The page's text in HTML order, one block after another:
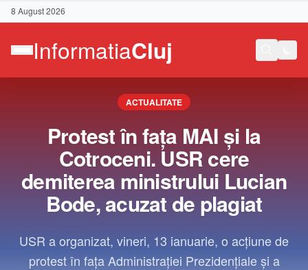
8 August 2026
ACTUALITATE
Protest în fața MAI și la
Cotroceni. USR cere
demiterea ministrului Lucian
Bode, acuzat de plagiat
USR a organizat, vineri, 13 ianuarie, o acțiune de
protest în fața Administrației Prezidențiale și a